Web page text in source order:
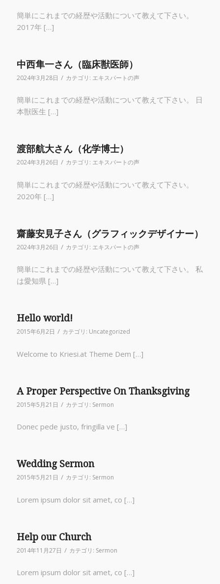
簡単にこれまでの経歴や活動について教えて下さい。
2017年 […]
中西隼一さん（臨床獣医師）
2024年3月28日 / カテゴリ: エキスパートの声
簡単にこれまでの経歴や活動について教えて下さい。 日
本獣医生 […]
渡部航大さん（化学博士）
2024年3月26日 / カテゴリ: エキスパートの声
簡単にこれまでの経歴や活動について教えて下さい。
2020年 […]
齋藤安見子さん（グラフィックデザイナー）
2024年3月26日 / カテゴリ: エキスパートの声
簡単にこれまでの経歴や活動について教えて下さい。 私
は愛知県 […]
Hello world!
2015年6月2日 / カテゴリ: Uncategorized
Welcome to Kriesi.at Theme Dem […]
A Proper Perspective On Thanksgiving
2015年5月21日 / カテゴリ: Sermon
Donec pede justo, fringilla ve […]
Wedding Sermon
2015年5月21日 / カテゴリ: Sermon
Lorem ipsum dolor sit amet, co […]
Help our Church
2014年11月27日 / カテゴリ: Sermon
Lorem ipsum dolor sit amet, co […]